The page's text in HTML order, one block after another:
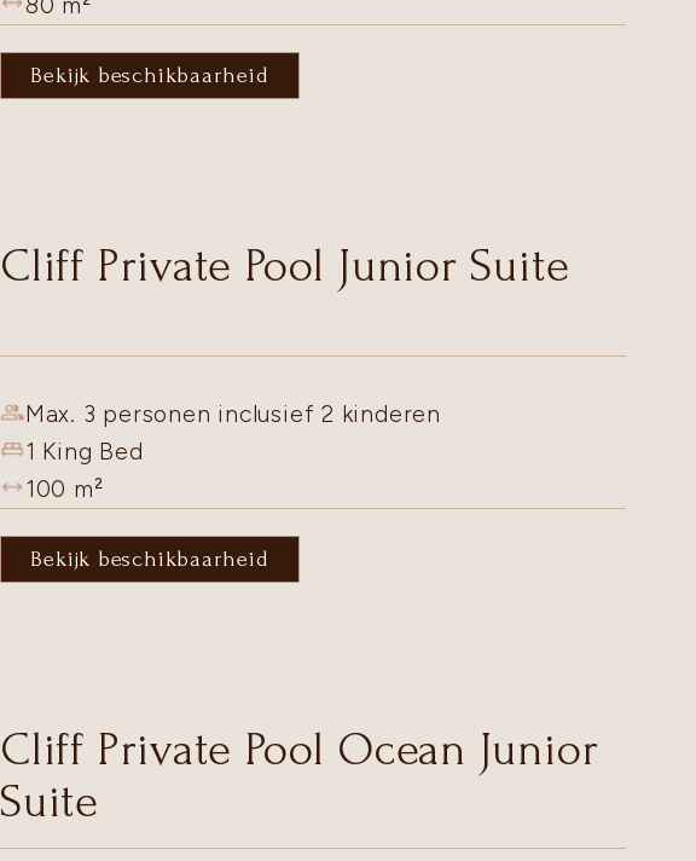
Bekijk beschikbaarheid
Cliff Private Pool Junior Suite
Max. 3 personen inclusief 2 kinderen
1 King Bed
100 m²
Bekijk beschikbaarheid
Cliff Private Pool Ocean Junior
Suite